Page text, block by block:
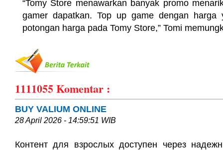
“Tomy Store menawarkan banyak promo
gamer dapatkan. Top up game dengan harga
potongan harga pada Tomy Store,” Tomi
1111055Komentar :
BUY VALIUM ONLINE
28 April 2026 - 14:59:51 WIB
Контент для взрослых доступен через